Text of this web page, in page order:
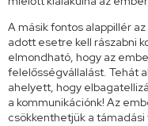
A másik fontos alappillér
adott esetre kell rászabni
elmondható, hogy az
felelősségvállalást. Tehát
ahelyett, hogy
a kommunikációnk! Az
csökkenthetjük a